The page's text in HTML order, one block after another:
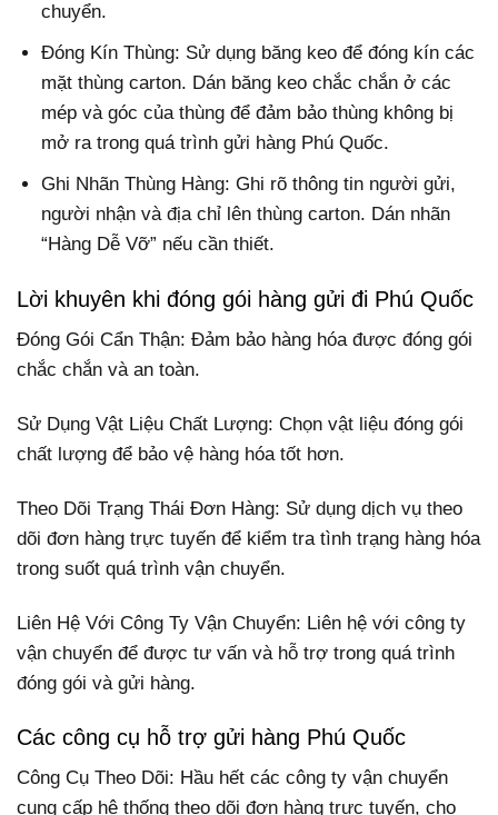
chuyển.
Đóng Kín Thùng: Sử dụng băng keo để đóng kín các
mặt thùng carton. Dán băng keo chắc chắn ở các
mép và góc của thùng để đảm bảo thùng không bị
mở ra trong quá trình gửi hàng Phú Quốc.
Ghi Nhãn Thùng Hàng: Ghi rõ thông tin người gửi,
người nhận và địa chỉ lên thùng carton. Dán nhãn
“Hàng Dễ Vỡ” nếu cần thiết.
Lời khuyên khi đóng gói hàng gửi đi Phú Quốc
Đóng Gói Cẩn Thận: Đảm bảo hàng hóa được đóng gói
chắc chắn và an toàn.
Sử Dụng Vật Liệu Chất Lượng: Chọn vật liệu đóng gói
chất lượng để bảo vệ hàng hóa tốt hơn.
Theo Dõi Trạng Thái Đơn Hàng: Sử dụng dịch vụ theo
dõi đơn hàng trực tuyến để kiểm tra tình trạng hàng hóa
trong suốt quá trình vận chuyển.
Liên Hệ Với Công Ty Vận Chuyển: Liên hệ với công ty
vận chuyển để được tư vấn và hỗ trợ trong quá trình
đóng gói và gửi hàng.
Các công cụ hỗ trợ gửi hàng Phú Quốc
Công Cụ Theo Dõi: Hầu hết các công ty vận chuyển
cung cấp hệ thống theo dõi đơn hàng trực tuyến, cho